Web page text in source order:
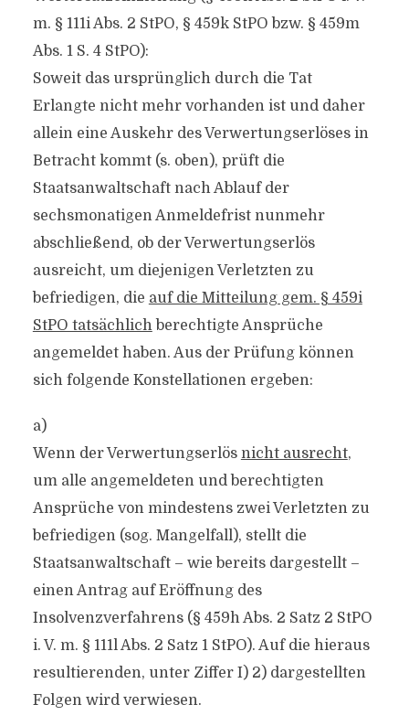
m. § 111i Abs. 2 StPO, § 459k StPO bzw. § 459m
Abs. 1 S. 4 StPO):
Soweit das ursprünglich durch die Tat
Erlangte nicht mehr vorhanden ist und daher
allein eine Auskehr des Verwertungserlöses in
Betracht kommt (s. oben), prüft die
Staatsanwaltschaft nach Ablauf der
sechsmonatigen Anmeldefrist nunmehr
abschließend, ob der Verwertungserlös
ausreicht, um diejenigen Verletzten zu
befriedigen, die auf die Mitteilung gem. § 459i
StPO tatsächlichberechtigte Ansprüche
angemeldet haben. Aus der Prüfung können
sich folgende Konstellationen ergeben:
a)
Wenn der Verwertungserlös nicht ausrecht,
um alle angemeldeten und berechtigten
Ansprüche von mindestens zwei Verletzten zu
befriedigen (sog. Mangelfall), stellt die
Staatsanwaltschaft – wie bereits dargestellt –
einen Antrag auf Eröffnung des
Insolvenzverfahrens (§ 459h Abs. 2 Satz 2 StPO
i. V. m. § 111l Abs. 2 Satz 1 StPO). Auf die hieraus
resultierenden, unter Ziffer I) 2) dargestellten
Folgen wird verwiesen.